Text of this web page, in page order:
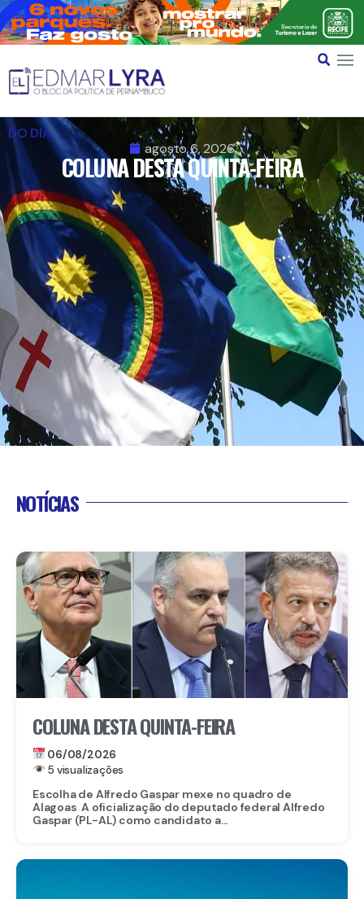
DO DIA
agosto 6, 2026
COLUNA DESTA QUINTA-FEIRA
NOTÍCIAS
COLUNA DESTA QUINTA-FEIRA
06/08/2026
5 visualizações
Escolha de Alfredo Gaspar mexe no quadro de
Alagoas A oficialização do deputado federal Alfredo
Gaspar (PL-AL) como candidato a...